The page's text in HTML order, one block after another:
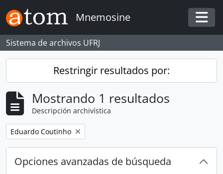
Skip to main content
Mnemosine
Sistema de archivos UFRJ
Restringir resultados por:
Mostrando 1 resultados
Descripción archivística
Remove filter:
Eduardo Coutinho
Opciones avanzadas de búsqueda